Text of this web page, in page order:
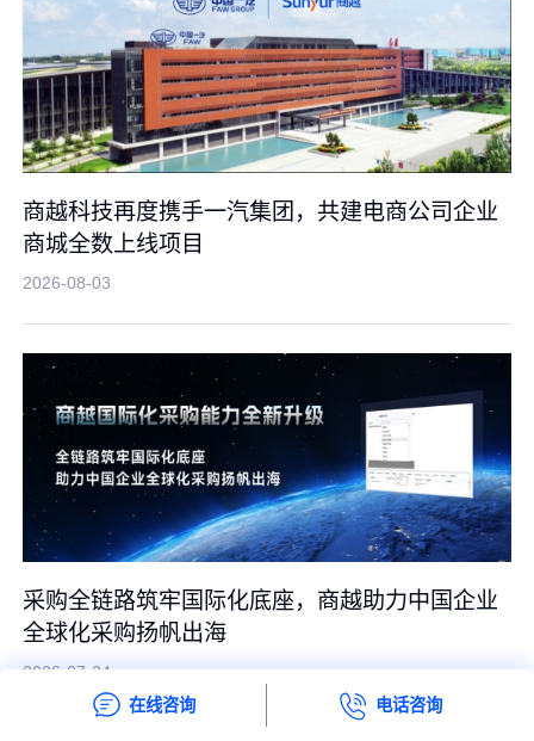
商越科技再度携手一汽集团，共建电商公司企业
商城全数上线项目
2026-08-03
采购全链路筑牢国际化底座，商越助力中国企业
全球化采购扬帆出海
2026-07-24
在线咨询
电话咨询